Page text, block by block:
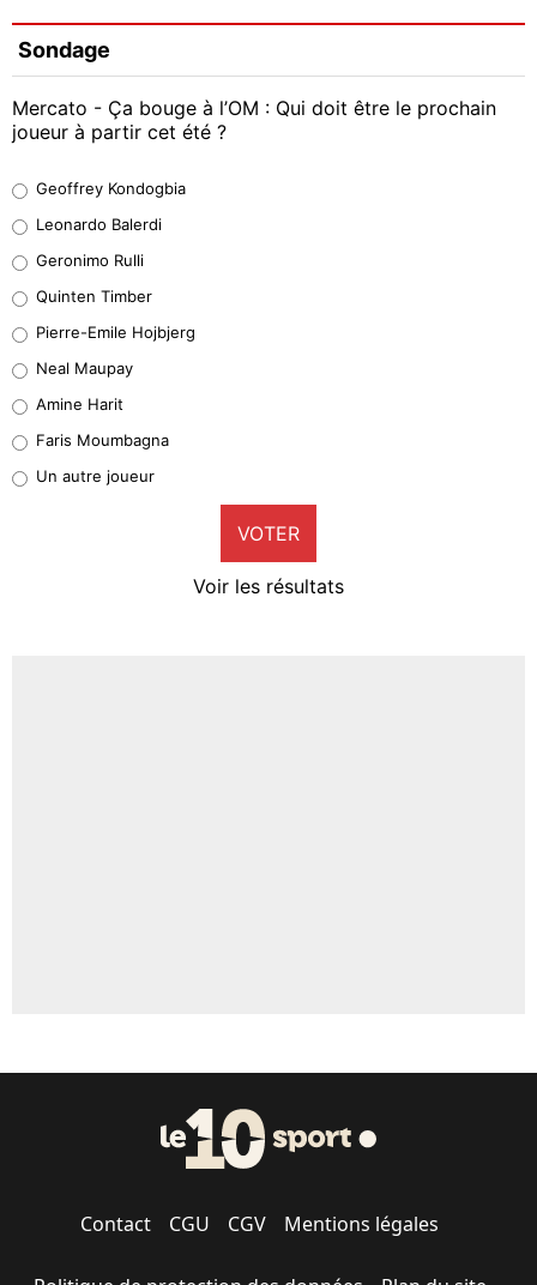
Sondage
Mercato - Ça bouge à l’OM : Qui doit être le prochain
joueur à partir cet été ?
38%
32%
5%
1%
9%
Geoffrey Kondogbia
Leonardo Balerdi
Geronimo Rulli
Quinten Timber
Pierre-Emile Hojbjerg
Neal Maupay
Amine Harit
Faris Moumbagna
Un autre joueur
VOTER
Voir les résultats
Contact CGU CGV Mentions légales